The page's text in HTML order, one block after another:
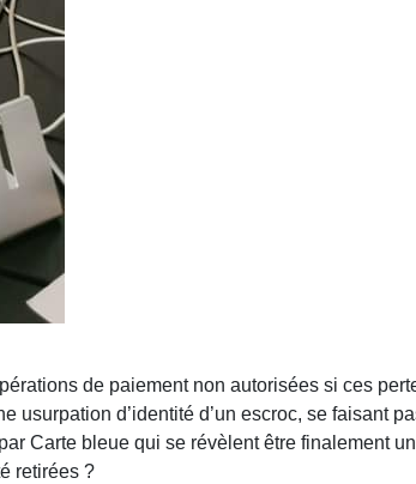
de paiement non autorisées si ces
usurpation d’identité d’un escroc, se faisant
Carte bleue qui se révèlent être finalement
retirées ?